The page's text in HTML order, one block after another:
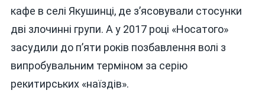
кафе в селі Якушинці, де з’ясовували стосунки
дві злочинні групи. А у 2017 році «Носатого»
засудили до п’яти років позбавлення волі з
випробувальним терміном за серію
рекитирських «наїздів».